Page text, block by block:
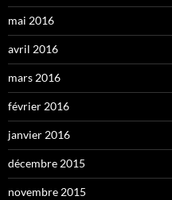
mai 2016
avril 2016
mars 2016
février 2016
janvier 2016
décembre 2015
novembre 2015